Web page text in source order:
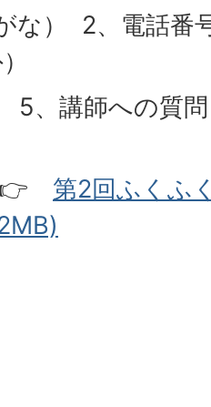
な） 2、電話
、講師への質
第2回ふくふ